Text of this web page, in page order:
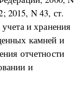
2015, N 43, ст.
и хранения
камней и
отчетности
и